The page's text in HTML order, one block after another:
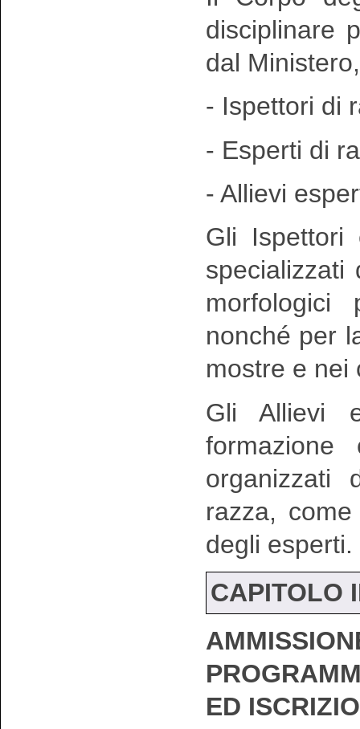
disciplinare
dal
- Ispettori di
- Esperti di
- Allievi
Gli
specializzati
morfologici
nonché per
mostre e
Gli Allievi
organizzati
razza,
degli esperti.
CAPITOLO
ED